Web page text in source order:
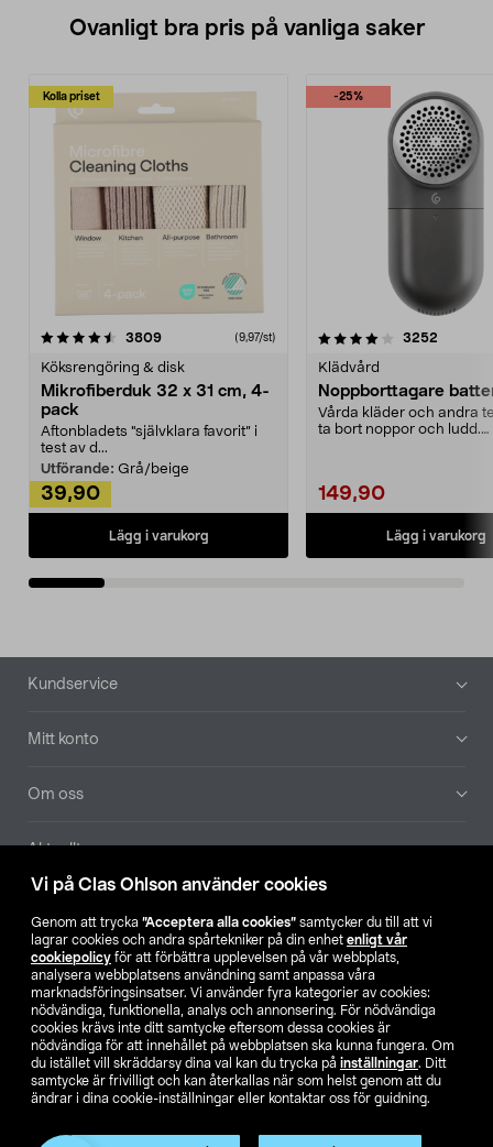
Vi på Clas Ohlson använder cookies
Genom att trycka ”Acceptera alla cookies” samtycker du till att vi
lagrar cookies och andra spårtekniker på din enhet enligt vår
cookiepolicy för att förbättra upplevelsen på vår webbplats,
analysera webbplatsens användning samt anpassa våra
marknadsföringsinsatser. Vi använder fyra kategorier av cookies:
nödvändiga, funktionella, analys och annonsering. För nödvändiga
cookies krävs inte ditt samtycke eftersom dessa cookies är
nödvändiga för att innehållet på webbplatsen ska kunna fungera. Om
du istället vill skräddarsy dina val kan du trycka på inställningar. Ditt
samtycke är frivilligt och kan återkallas när som helst genom att du
ändrar i dina cookie-inställningar eller kontaktar oss för guidning.
Ovanligt bra pris på vanliga saker
Kolla priset
3809recensioner (9,97/st)
Köksrengöring & disk
Mikrofiberduk 32 x 31 cm, 4-
pack
Aftonbladets "självklara favorit” i
test av d...
Utförande: Grå/beige
39,90
Lägg i varukorg
-25%
4.0av 5 stjärnor 3252
Klädvård
Noppborttagare
Vårda kläder och andra
ta bort noppor och ludd.
149,90
Lägg i varukorg
4.5av 5 stjärnor
Sidfot
Kundservice
Mitt konto
Om oss
Aktuellt
Hitta butik
SE NO FI